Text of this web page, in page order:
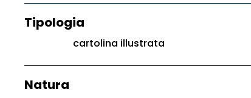
Tipologia
cartolina illustrata
Natura